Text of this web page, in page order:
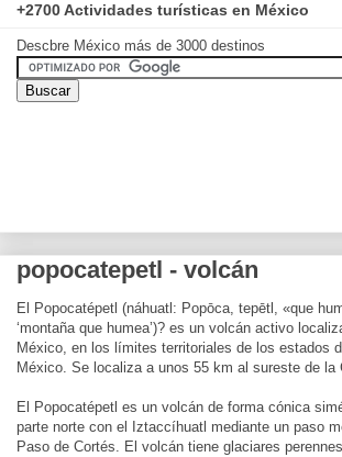
+2700 Actividades turísticas en México
Descbre México más de 3000 destinos
popocatepetl - volcán
El Popocatépetl (náhuatl: Popōca, tepētl, «que
‘montaña que humea’)? es un volcán activo
México, en los límites territoriales de los estados
México. Se localiza a unos 55 km al sureste de la
El Popocatépetl es un volcán de forma cónica
parte norte con el Iztaccíhuatl mediante un paso
Paso de Cortés. El volcán tiene glaciares